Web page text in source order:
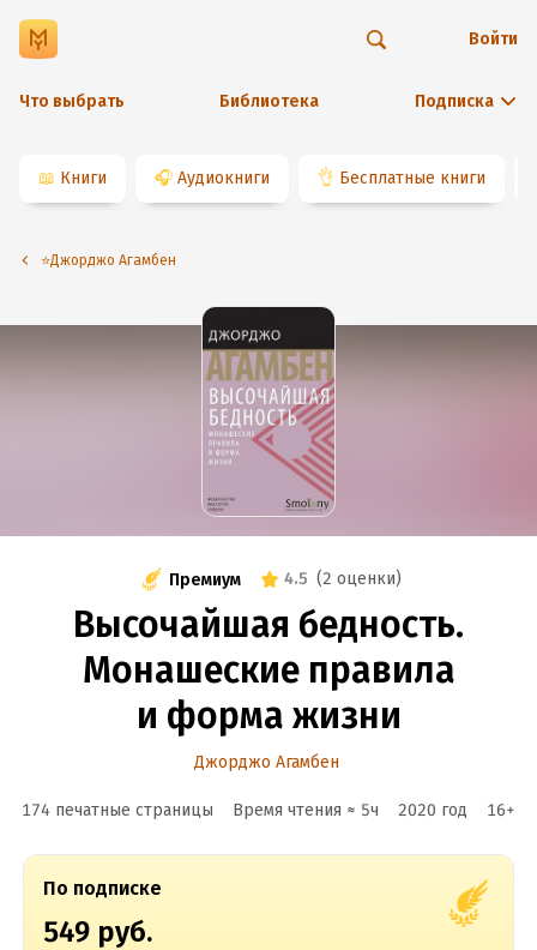
Что выбрать Библиотека Подписка
Войти
📖 Книги 🎧 Аудиокниги 👌 Бесплатные книги
⭐️Джорджо Агамбен
Премиум 4.5 (2 оценки)
Высочайшая бедность.
Монашеские правила
и форма жизни
Джорджо Агамбен
174 печатные страницы Время чтения ≈ 5ч 2020 год 16+
По подписке
549 руб.